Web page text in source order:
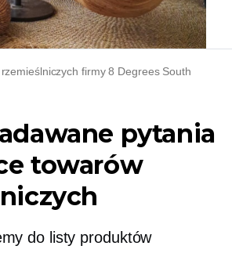
rzemieślniczych firmy 8 Degrees South
pytania
towarów
do listy produktów